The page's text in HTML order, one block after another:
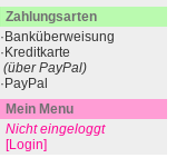
Zahlungsarten
·Banküberweisung
·Kreditkarte
(über PayPal)
·PayPal
Mein Menu
Nicht eingeloggt
[Login]